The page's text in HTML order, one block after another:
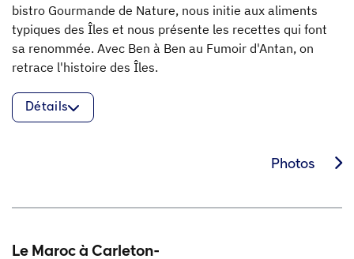
bistro Gourmande de Nature, nous initie aux aliments
typiques des Îles et nous présente les recettes qui font
sa renommée. Avec Ben à Ben au Fumoir d'Antan, on
retrace l'histoire des Îles.
Détails
Photos
Le Maroc à Carleton-